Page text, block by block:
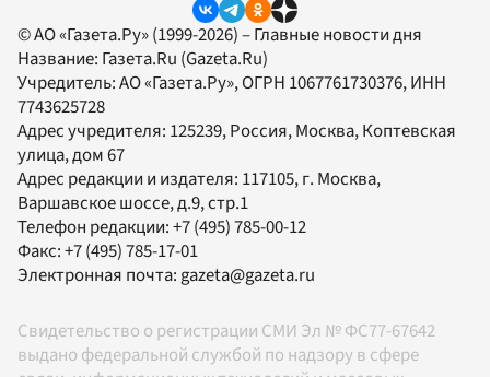
© АО «Газета.Ру» (1999-2026) – Главные новости дня
Название: Газета.Ru (Gazeta.Ru)
Учредитель:АО «Газета.Ру», ОГРН 1067761730376, ИНН
7743625728
Адрес учредителя: 125239, Россия, Москва, Коптевская
улица, дом 67
Адрес редакции и издателя: 117105, г. Москва,
Варшавское шоссе, д.9, стр.1
Телефон редакции:+7 (495) 785-00-12
Факс:+7 (495) 785-17-01
Электронная почта:gazeta@gazeta.ru
Свидетельство о регистрации СМИ Эл № ФС77-67642
выдано федеральной службой по надзору в сфере